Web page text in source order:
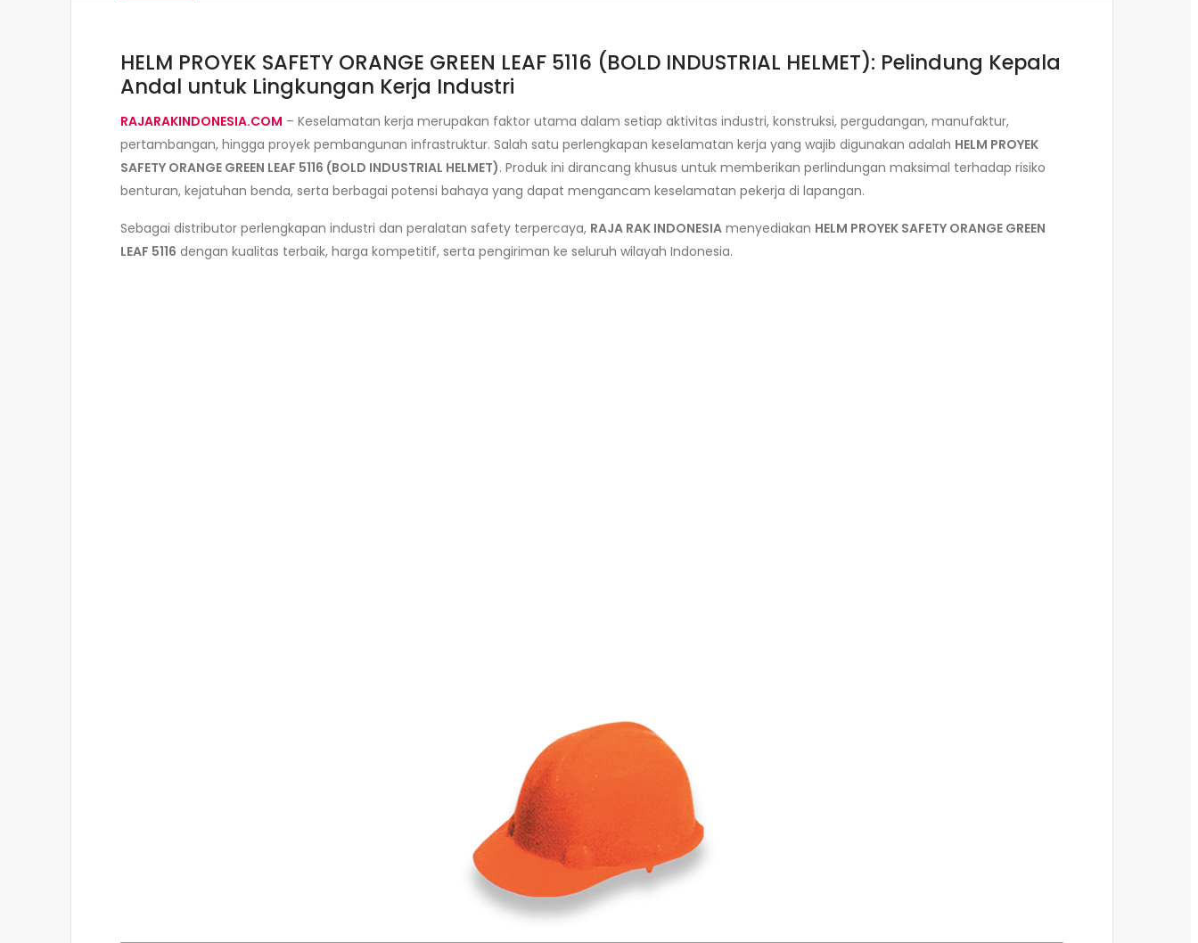
HELM PROYEK SAFETY ORANGE GREEN LEAF 5116 (BOLD INDUSTRIAL HELMET): Pelindung Kepala
Andal untuk Lingkungan Kerja Industri
RAJARAKINDONESIA.COM – Keselamatan kerja merupakan faktor utama dalam setiap aktivitas industri, konstruksi, pergudangan, manufaktur,
pertambangan, hingga proyek pembangunan infrastruktur. Salah satu perlengkapan keselamatan kerja yang wajib digunakan adalah HELM PROYEK
SAFETY ORANGE GREEN LEAF 5116 (BOLD INDUSTRIAL HELMET). Produk ini dirancang khusus untuk memberikan perlindungan maksimal terhadap risiko
benturan, kejatuhan benda, serta berbagai potensi bahaya yang dapat mengancam keselamatan pekerja di lapangan.
Sebagai distributor perlengkapan industri dan peralatan safety terpercaya, RAJA RAK INDONESIA menyediakan HELM PROYEK SAFETY ORANGE GREEN
LEAF 5116 dengan kualitas terbaik, harga kompetitif, serta pengiriman ke seluruh wilayah Indonesia.